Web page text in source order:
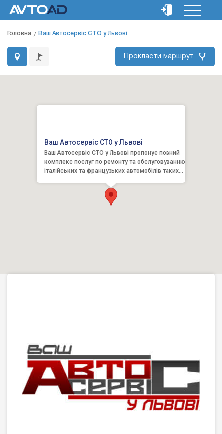
Головна Ваш Автосервіс СТО у Львові
Прокласти маршрут
Ваш Автосервіс СТО у Львові
Ваш Автосервіс СТО у Львові пропонує повний
комплекс послуг по ремонту та обслуговуванню
італійських та французьких автомобілів таких